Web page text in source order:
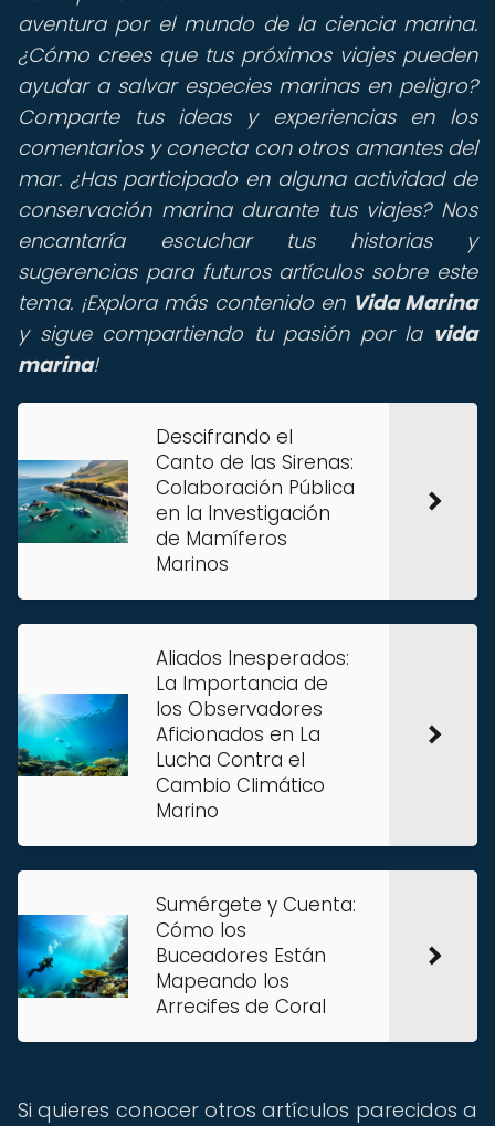
aventura por el mundo de la ciencia marina.
¿Cómo crees que tus próximos viajes pueden
ayudar a salvar especies marinas en peligro?
Comparte tus ideas y experiencias en los
comentarios y conecta con otros amantes del
mar. ¿Has participado en alguna actividad de
conservación marina durante tus viajes? Nos
encantaría escuchar tus historias y
sugerencias para futuros artículos sobre este
tema. ¡Explora más contenido en Vida Marina
y sigue compartiendo tu pasión por la vida
marina!
Descifrando el
Canto de las Sirenas:
Colaboración Pública
en la Investigación
de Mamíferos
Marinos
Aliados Inesperados:
La Importancia de
los Observadores
Aficionados en La
Lucha Contra el
Cambio Climático
Marino
Sumérgete y Cuenta:
Cómo los
Buceadores Están
Mapeando los
Arrecifes de Coral
Si quieres conocer otros artículos parecidos a